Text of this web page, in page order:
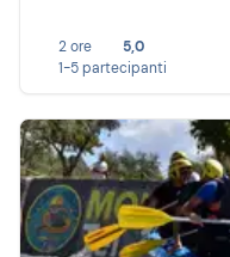
2 ore
5,0
1-5 partecipanti